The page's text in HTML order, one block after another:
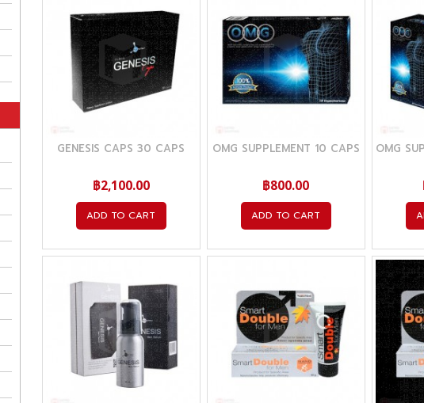
GENESIS CAPS 30 CAPS
฿2,100.00
ADD TO CART
OMG SUPPLEMENT 10 CAPS
฿800.00
ADD TO CART
OMG